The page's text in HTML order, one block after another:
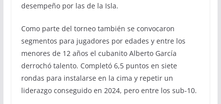
desempeño por las de la Isla.
Como parte del torneo también se convocaron
segmentos para jugadores por edades y entre los
menores de 12 años el cubanito Alberto García
derrochó talento. Completó 6,5 puntos en siete
rondas para instalarse en la cima y repetir un
liderazgo conseguido en 2024, pero entre los sub-10.